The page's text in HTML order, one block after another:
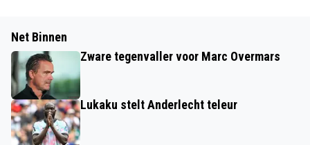
Net Binnen
Zware tegenvaller voor Marc Overmars
Lukaku stelt Anderlecht teleur